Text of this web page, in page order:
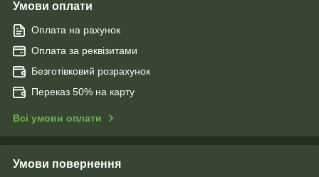
Умови оплати
Оплата на рахунок
Оплата за реквізитами
Безготівковий розрахунок
Переказ 50% на карту
Всі умови оплати
Умови повернення